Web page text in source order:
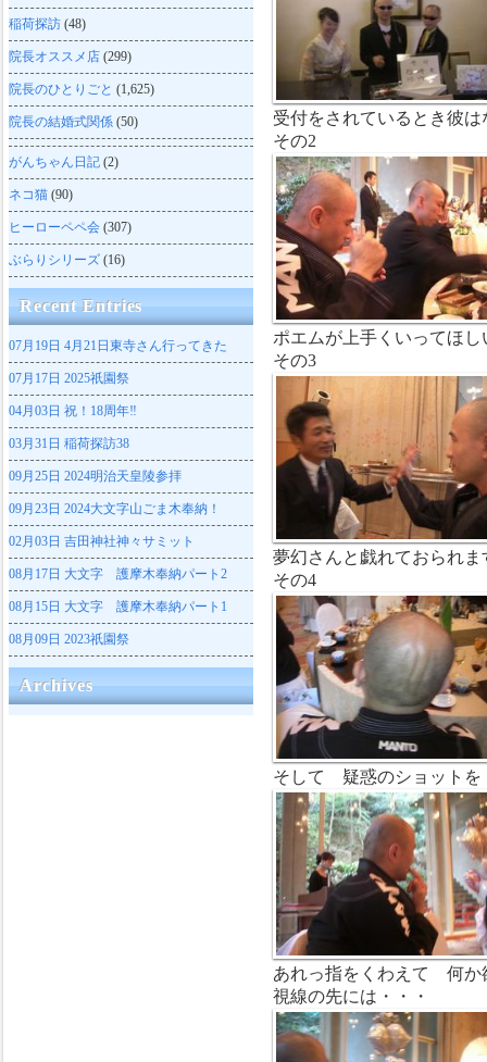
受付をされているとき彼
その2
ポエムが上手くいってほ
その3
夢幻さんと戯れておられ
その4
そして 疑惑のショットを
あれっ指をくわえて 何か
視線の先には・・・
稲荷探訪 (48)
院長オススメ店 (299)
院長のひとりごと (1,625)
院長の結婚式関係 (50)
がんちゃん日記 (2)
ネコ猫 (90)
ヒーローペペ会 (307)
ぶらりシリーズ (16)
Recent Entries
07月19日 4月21日東寺さん行ってきた
07月17日 2025祇園祭
04月03日 祝！18周年‼
03月31日 稲荷探訪38
09月25日 2024明治天皇陵参拝
09月23日 2024大文字山ごま木奉納！
02月03日 吉田神社神々サミット
08月17日 大文字 護摩木奉納パート2
08月15日 大文字 護摩木奉納パート1
08月09日 2023祇園祭
Archives